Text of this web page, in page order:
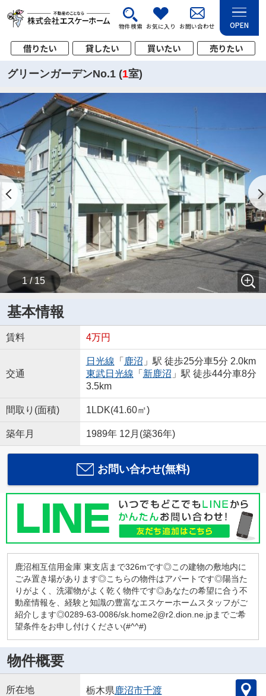
物件検索 お気に入り お問い合わせ OPEN
借りたい 貸したい 買いたい 売りたい
グリーンガーデンNo.1 (1室)
1 / 15
基本情報
賃料 4万円
交通
日光線 「 鹿沼 」駅 徒歩25分車5分 2.0km
東武日光線 「 新鹿沼 」駅 徒歩44分車8分
3.5km
間取り(面積) 1LDK(41.60㎡)
築年月 1989年 12月(築36年)
お問い合わせ(無料)
鹿沼相互信用金庫 東支店まで326mです◎この建物の敷地内に
ごみ置き場があります◎こちらの物件はアパートです◎陽当た
りがよく、洗濯物がよく乾く物件です◎あなたの希望に合う不
動産情報を、経験と知識の豊富なエスケーホームスタッフがご
紹介します◎0289-63-0086/sk.home2@r2.dion.ne.jpまでご希
望条件をお申し付けください(#^^#)
物件概要
所在地 栃木県鹿沼市千渡